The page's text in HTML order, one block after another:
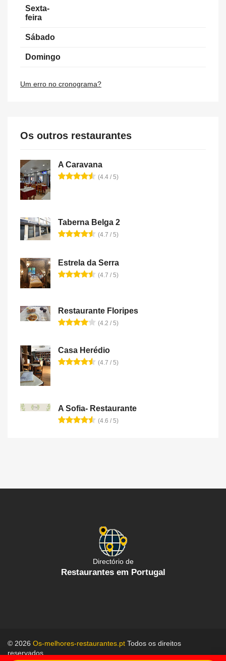
Sexta-
feira
Sábado
Domingo
Um erro no cronograma?
Os outros restaurantes
A Caravana
(4.4 / 5)
Taberna Belga 2
(4.7 / 5)
Estrela da Serra
(4.7 / 5)
Restaurante Floripes
(4.2 / 5)
Casa Herédio
(4.7 / 5)
A Sofia- Restaurante
(4.6 / 5)
Directório de
Restaurantes em Portugal
© 2026 Os-melhores-restaurantes.pt Todos os direitos
reservados.